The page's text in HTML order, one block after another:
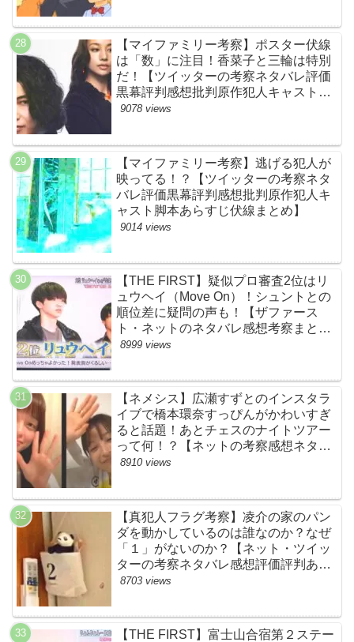
【マイファミリー考察】ポスター伏線
は「数」に注目！香菜子と三輪は特別
だ！【ツイッターの考察ネタバレ評価
黒幕評判感想批判原作犯人キャスト脚
本あらすじ伏線まとめ】
9078 views
【マイファミリー考察】逃げる犯人が
映ってる！？【ツイッターの考察ネタ
バレ評価黒幕評判感想批判原作犯人キ
ャスト脚本あらすじ伏線まとめ】
9014 views
【THE FIRST】疑似プロ審査2位はリ
ュウヘイ（Move On）！シュントとの
順位差に疑問の声も！【ザファース
ト・ネットのネタバレ感想考察まと
め・スッキリ・BE:FIRST・ビーファ
8999 views
【ネメシス】広瀬すずとのインスタラ
イブで橋本環奈すっぴんがかわいすぎ
ると話題！あとチェスのナイトツアー
って何！？【ネットの考察感想ネタバ
レまとめ【第９話】
8910 views
【真犯人フラグ考察】凌介の家のパン
ダを動かしているのは誰なのか？なぜ
「１」がないのか？【ネット・ツイッ
ターの考察ネタバレ感想評価評判あら
すじ原作犯人キャスト黒幕伏線まと
8703 views
【THE FIRST】富士山合宿第２ステー